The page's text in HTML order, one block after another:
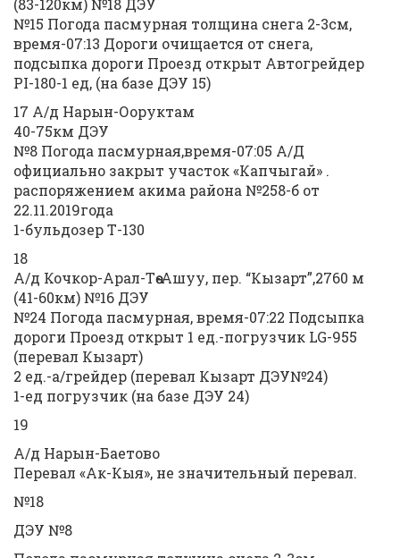
(83-120км) №18 ДЭУ
№15 Погода пасмурная толщина снега 2-3см,
время-07:13 Дороги очищается от снега,
подсыпка дороги Проезд открыт Автогрейдер
PI-180-1 ед, (на базе ДЭУ 15)
17 А/д Нарын-Ооруктам
40-75км ДЭУ
№8 Погода пасмурная,время-07:05 А/Д
официально закрыт участок «Капчыгай» .
распоряжением акима района №258-б от
22.11.2019года
1-бульдозер Т-130
18
А/д Кочкор-Арал-Төө-Ашуу, пер. “Кызарт”,2760 м
(41-60км) №16 ДЭУ
№24 Погода пасмурная, время-07:22 Подсыпка
дороги Проезд открыт 1 ед.-погрузчик LG-955
(перевал Кызарт)
2 ед.-а/грейдер (перевал Кызарт ДЭУ№24)
1-ед погрузчик (на базе ДЭУ 24)
19
А/д Нарын-Баетово
Перевал «Ак-Кыя», не значительный перевал.
№18
ДЭУ №8